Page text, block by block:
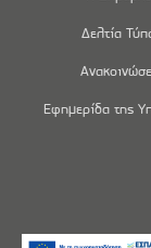
Δελτία
Εφημερίδα της